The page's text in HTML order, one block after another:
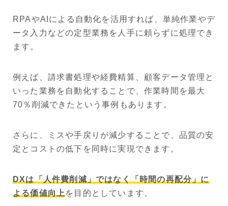
RPAやAIによる自動化を活用すれば、単純作業やデ
ータ入力などの定型業務を人手に頼らずに処理でき
ます。
例えば、請求書処理や経費精算、顧客データ管理と
いった業務を自動化することで、作業時間を最大
70％削減できたという事例もあります。
さらに、ミスや手戻りが減少することで、品質の安
定とコストの低下を同時に実現できます。
DXは「人件費削減」ではなく「時間の再配分」に
よる価値向上 を目的としています。